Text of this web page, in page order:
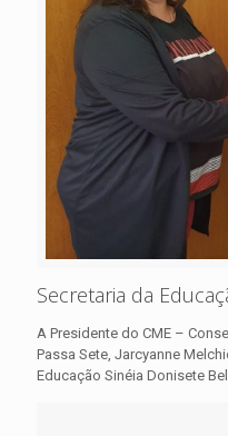
Secretaria da
A Presidente do CME –
Passa Sete, Jarcyanne
Educação Sinéia Donisete